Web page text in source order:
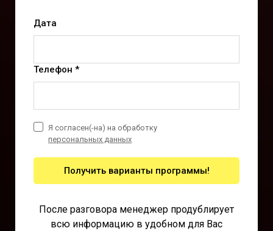
Дата
Телефон *
Получить варианты программы!
Я согласен(-на) на обработку
персональных данных
После разговора менеджер продублирует
всю информацию в удобном для Вас